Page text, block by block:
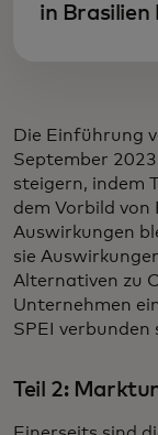
in Brasilien
Die Einführung
September
steigern, indem
dem Vorbild von
Auswirkungen
sie
Alternativen zu
Unternehmen
SPEI verbunden
Teil 2: